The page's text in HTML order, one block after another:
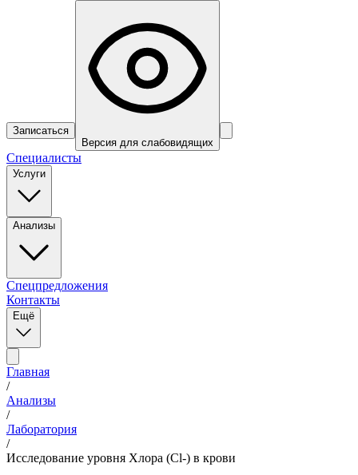
Записаться
Версия для слабовидящих
Специалисты
Услуги
Анализы
Спецпредложения
Контакты
Ещё
Главная
/
Анализы
/
Лаборатория
/
Исследование уровня Хлора (Cl-) в крови